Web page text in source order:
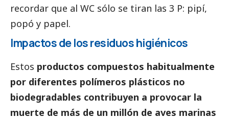
recordar que al WC sólo se tiran las 3 P: pipí,
popó y papel.
Impactos de los residuos higiénicos
Estos productos compuestos habitualmente
por diferentes polímeros plásticos no
biodegradables contribuyen a provocar la
muerte de más de un millón de aves marinas